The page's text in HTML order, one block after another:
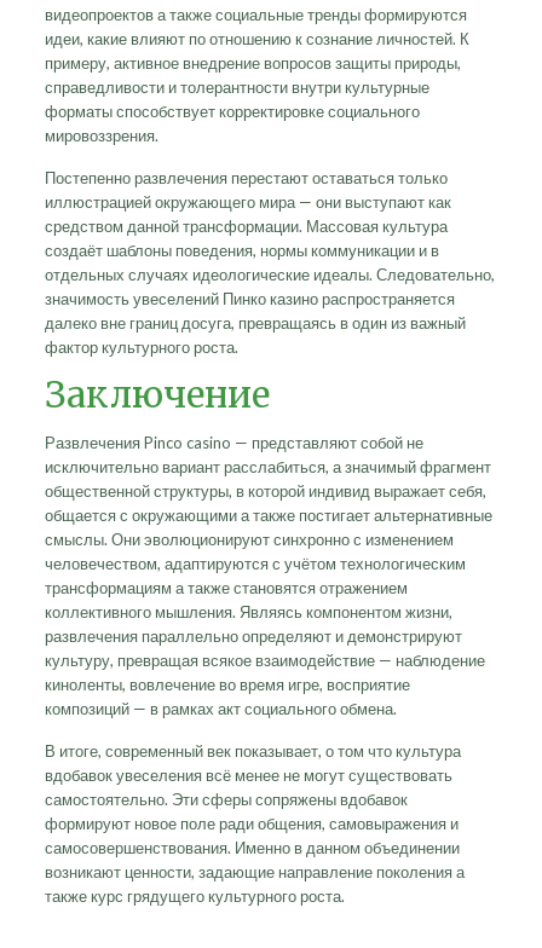
видеопроектов а также социальные тренды формируются
идеи, какие влияют по отношению к сознание личностей. К
примеру, активное внедрение вопросов защиты природы,
справедливости и толерантности внутри культурные
форматы способствует корректировке социального
мировоззрения.
Постепенно развлечения перестают оставаться только
иллюстрацией окружающего мира — они выступают как
средством данной трансформации. Массовая культура
создаёт шаблоны поведения, нормы коммуникации и в
отдельных случаях идеологические идеалы. Следовательно,
значимость увеселений Пинко казино распространяется
далеко вне границ досуга, превращаясь в один из важный
фактор культурного роста.
Заключение
Развлечения Pinco casino — представляют собой не
исключительно вариант расслабиться, а значимый фрагмент
общественной структуры, в которой индивид выражает себя,
общается с окружающими а также постигает альтернативные
смыслы. Они эволюционируют синхронно с изменением
человечеством, адаптируются с учётом технологическим
трансформациям а также становятся отражением
коллективного мышления. Являясь компонентом жизни,
развлечения параллельно определяют и демонстрируют
культуру, превращая всякое взаимодействие — наблюдение
киноленты, вовлечение во время игре, восприятие
композиций — в рамках акт социального обмена.
В итоге, современный век показывает, о том что культура
вдобавок увеселения всё менее не могут существовать
самостоятельно. Эти сферы сопряжены вдобавок
формируют новое поле ради общения, самовыражения и
самосовершенствования. Именно в данном объединении
возникают ценности, задающие направление поколения а
также курс грядущего культурного роста.